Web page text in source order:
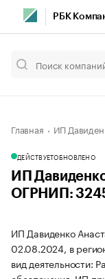
РБК
Главная ИП
ДЕЙСТВУЕТОБНОВЛЕНО
ИП
ОГРНИП:
ИП Давиденко
02.08.2024, в
вид деятельности: